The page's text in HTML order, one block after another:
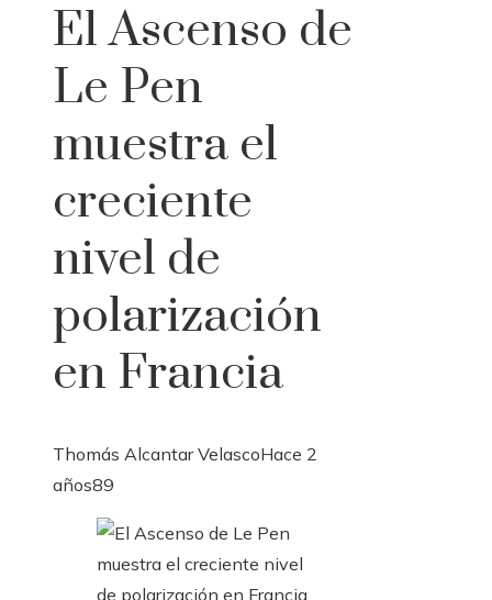
El Ascenso de
Le Pen
muestra el
creciente
nivel de
polarización
en Francia
Thomás Alcantar VelascoHace 2
años89